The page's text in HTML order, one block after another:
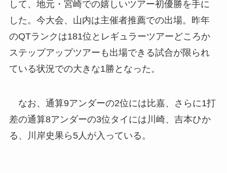
して、地元・宮崎での嬉しいツアー初優勝を手に
した。今大会、山内は主催者推薦での出場。昨年
のQTランクは181位とレギュラーツアーどころか
ステップアップツアーも出場できる試合が限られ
ている状況での大きな1勝となった。
なお、通算9アンダーの2位には比嘉、さらに1打
差の通算8アンダーの3位タイには川崎、吉本ひか
る、川岸史果ら5人が入っている。